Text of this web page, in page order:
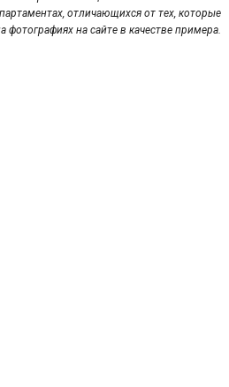
отличающихся от тех, которые
фотографиях на сайте в качестве примера.